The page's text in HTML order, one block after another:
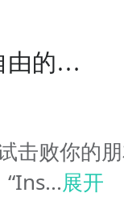
由的乐
击败你的
展开